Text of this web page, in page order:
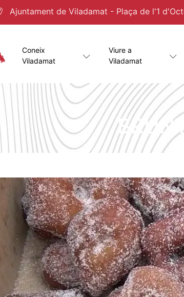
Ajuntament de Viladamat - Plaça de l'1
Coneix
Viladamat
Viure a
Viladamat